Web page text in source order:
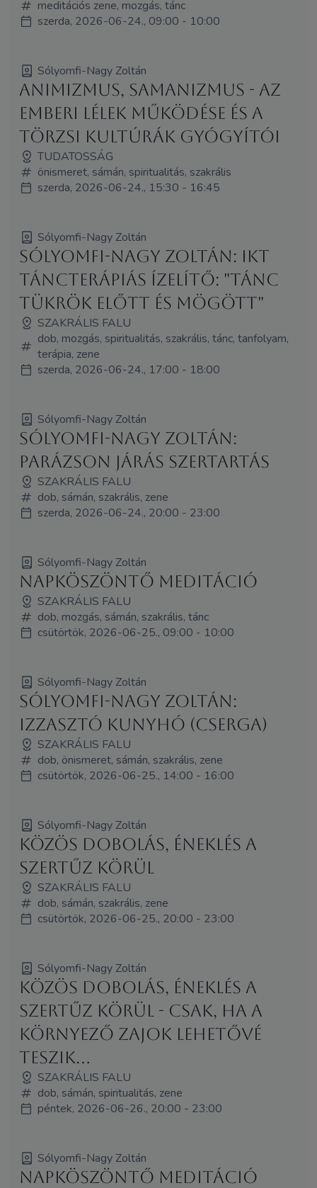
meditációs zene, mozgás, tánc
szerda, 2026-06-24., 09:00 - 10:00
Sólyomfi-Nagy Zoltán
Animizmus, samanizmus - az
emberi lélek működése és a
törzsi kultúrák gyógyítói
TUDATOSSÁG
önismeret, sámán, spiritualitás, szakrális
szerda, 2026-06-24., 15:30 - 16:45
Sólyomfi-Nagy Zoltán
Sólyomfi-Nagy Zoltán: IKT
táncterápiás ízelítő: "Tánc
tükrök előtt és mögött"
SZAKRÁLIS FALU
dob, mozgás, spiritualitás, szakrális, tánc, tanfolyam,
terápia, zene
szerda, 2026-06-24., 17:00 - 18:00
Sólyomfi-Nagy Zoltán
Sólyomfi-Nagy Zoltán:
Parázson járás szertartás
SZAKRÁLIS FALU
dob, sámán, szakrális, zene
szerda, 2026-06-24., 20:00 - 23:00
Sólyomfi-Nagy Zoltán
Napköszöntő meditáció
SZAKRÁLIS FALU
dob, mozgás, sámán, szakrális, tánc
csütörtök, 2026-06-25., 09:00 - 10:00
Sólyomfi-Nagy Zoltán
Sólyomfi-Nagy Zoltán:
Izzasztó kunyhó (Cserga)
SZAKRÁLIS FALU
dob, önismeret, sámán, szakrális, zene
csütörtök, 2026-06-25., 14:00 - 16:00
Sólyomfi-Nagy Zoltán
Közös dobolás, éneklés a
Szertűz körül
SZAKRÁLIS FALU
dob, sámán, szakrális, zene
csütörtök, 2026-06-25., 20:00 - 23:00
Sólyomfi-Nagy Zoltán
Közös dobolás, éneklés a
Szertűz körül - csak, ha a
környező zajok lehetővé
teszik...
SZAKRÁLIS FALU
dob, sámán, spiritualitás, zene
péntek, 2026-06-26., 20:00 - 23:00
Sólyomfi-Nagy Zoltán
Napköszöntő meditáció